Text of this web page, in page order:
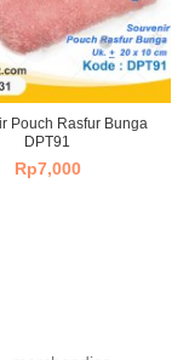
Pouch Rasfur Bunga
DPT91
Rp7,000